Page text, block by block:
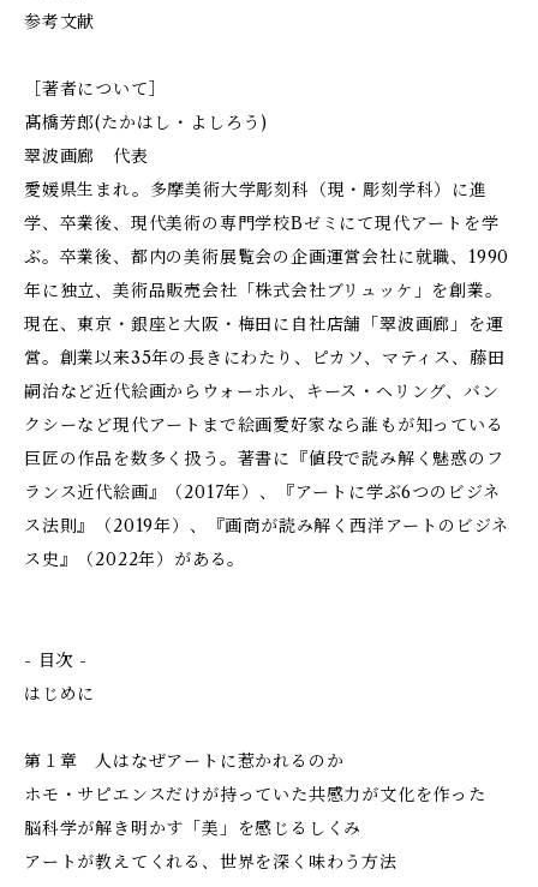
参考文献
［著者について］
髙橋芳郎(たかはし・よしろう)
翠波画廊 代表
愛媛県生まれ。多摩美術大学彫刻科（現・彫刻学科）に進
学、卒業後、現代美術の専門学校Bゼミにて現代アートを学
ぶ。卒業後、都内の美術展覧会の企画運営会社に就職、1990
年に独立、美術品販売会社「株式会社ブリュッケ」を創業。
現在、東京・銀座と大阪・梅田に自社店舗「翠波画廊」を運
営。創業以来35年の長きにわたり、ピカソ、マティス、藤田
嗣治など近代絵画からウォーホル、キース・ヘリング、バン
クシーなど現代アートまで絵画愛好家なら誰もが知っている
巨匠の作品を数多く扱う。著書に『値段で読み解く魅惑のフ
ランス近代絵画』（2017年）、『アートに学ぶ6つのビジネ
ス法則』（2019年）、『画商が読み解く西洋アートのビジネ
ス史』（2022年）がある。
- 目次 -
はじめに
第１章 人はなぜアートに惹かれるのか
ホモ・サピエンスだけが持っていた共感力が文化を作った
脳科学が解き明かす「美」を感じるしくみ
アートが教えてくれる、世界を深く味わう方法